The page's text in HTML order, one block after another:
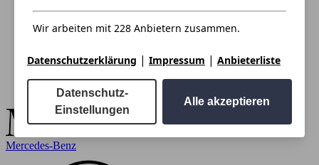
Mercedes-Benz
Wir arbeiten mit 228 Anbietern zusammen.
Datenschutzerklärung | Impressum | Anbieterliste
Datenschutz-
Einstellungen
Alle akzeptieren